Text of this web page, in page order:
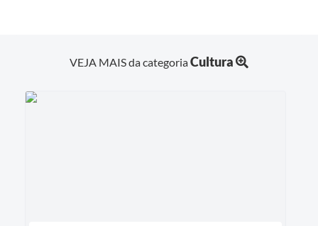
VEJA MAIS da categoriaCultura